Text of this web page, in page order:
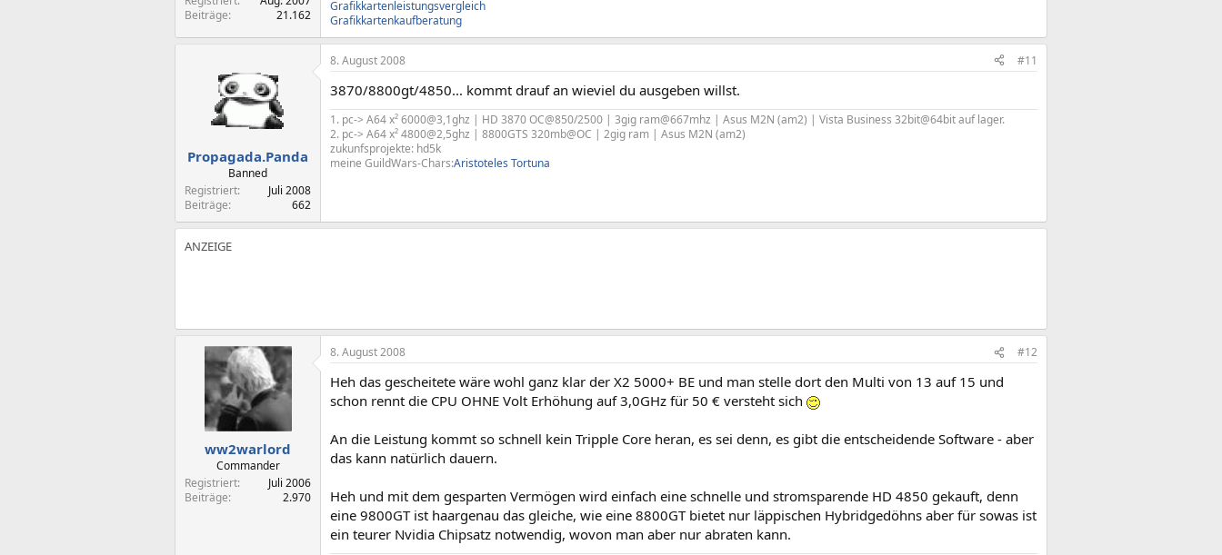
Beiträge
21.162
Grafikkartenleistungsvergleich
Grafikkartenkaufberatung
Propagada.Panda
Banned
Registriert
Juli 2008
Beiträge
662
8. August 2008 #11
3870/8800gt/4850... kommt drauf an wieviel du ausgeben willst.
1. pc-> A64 x² 6000@3,1ghz | HD 3870 OC@850/2500 | 3gig ram@667mhz | Asus M2N (am2) | Vista Business 32bit@64bit auf lager.
2. pc-> A64 x² 4800@2,5ghz | 8800GTS 320mb@OC | 2gig ram | Asus M2N (am2)
zukunfsprojekte: hd5k
meine GuildWars-Chars:Aristoteles Tortuna
ww2warlord
Commander
Registriert
Juli 2006
Beiträge
2.970
8. August 2008 #12
Heh das gescheitete wäre wohl ganz klar der X2 5000+ BE und man stelle dort den Multi von 13 auf 15 und
schon rennt die CPU OHNE Volt Erhöhung auf 3,0GHz für 50 € versteht sich
An die Leistung kommt so schnell kein Tripple Core heran, es sei denn, es gibt die entscheidende Software - aber
das kann natürlich dauern.
Heh und mit dem gesparten Vermögen wird einfach eine schnelle und stromsparende HD 4850 gekauft, denn
eine 9800GT ist haargenau das gleiche, wie eine 8800GT bietet nur läppischen Hybridgedöhns aber für sowas ist
ein teurer Nvidia Chipsatz notwendig, wovon man aber nur abraten kann.